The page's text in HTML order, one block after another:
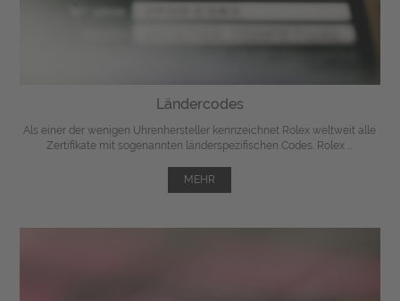
Ländercodes
Als einer der wenigen Uhrenhersteller kennzeichnet Rolex weltweit alle
Zertifikate mit sogenannten länderspezifischen Codes. Rolex ...
MEHR